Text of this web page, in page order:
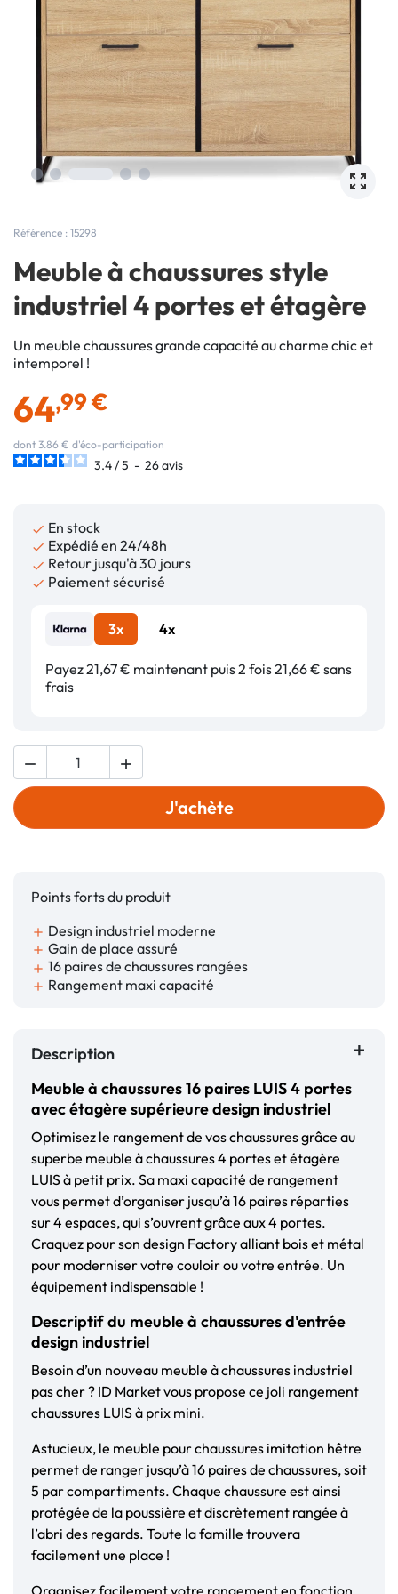
Référence : 15298
Meuble à chaussures style
industriel 4 portes et étagère
Un meuble chaussures grande capacité au charme chic et
intemporel !
64,99 €
dont 3.86 € d'éco-participation
3.4/5 - 26avis
 En stock
 Expédié en 24/48h
 Retour jusqu'à 30 jours
 Paiement sécurisé
3x 4x
Payez 21,67 € maintenant puis 2 fois 21,66 € sans
frais
 
J'achète
Points forts du produit
add Design industriel moderne
add Gain de place assuré
add 16 paires de chaussures rangées
add Rangement maxi capacité
Description
Meuble à chaussures 16 paires LUIS 4 portes
avec étagère supérieure design industriel
Optimisez le rangement de vos chaussures grâce au
superbe meuble à chaussures 4 portes et étagère
LUIS à petit prix. Sa maxi capacité de rangement
vous permet d’organiser jusqu’à 16 paires réparties
sur 4 espaces, qui s’ouvrent grâce aux 4 portes.
Craquez pour son design Factory alliant bois et métal
pour moderniser votre couloir ou votre entrée. Un
équipement indispensable !
Descriptif du meuble à chaussures d'entrée
design industriel
Besoin d’un nouveau meuble à chaussures industriel
pas cher ? ID Market vous propose ce joli rangement
chaussures LUIS à prix mini.
Astucieux, le meuble pour chaussures imitation hêtre
permet de ranger jusqu’à 16 paires de chaussures, soit
5 par compartiments. Chaque chaussure est ainsi
protégée de la poussière et discrètement rangée à
l’abri des regards. Toute la famille trouvera
facilement une place !
Organisez facilement votre rangement en fonction